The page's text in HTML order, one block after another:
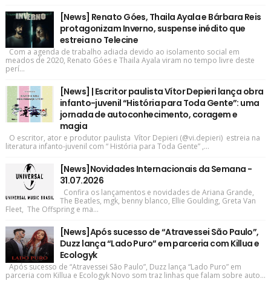
[News] Renato Góes, Thaila Ayala e Bárbara Reis
protagonizam Inverno, suspense inédito que
estreia no Telecine
Com a agenda de trabalho adiada devido ao isolamento social em
meados de 2020, Renato Góes e Thaila Ayala viram no tempo livre deste
perí...
[News] | Escritor paulista Vítor Depieri lança obra
infanto-juvenil “História para Toda Gente”: uma
jornada de autoconhecimento, coragem e
magia
O escritor, ator e produtor paulista Vítor Depieri (@vi.depieri) estreia na
literatura infanto-juvenil com “ História para Toda Gente” ,...
[News]Novidades Internacionais da Semana -
31.07.2026
Confira os lançamentos e novidades de Ariana Grande,
The Beatles, mgk, benny blanco, Ellie Goulding, Greta Van
Fleet, The Offspring e ma...
[News]Após sucesso de “Atravessei São Paulo”,
Duzz lança “Lado Puro” em parceria com Killua e
Ecologyk
Após sucesso de “Atravessei São Paulo”, Duzz lança “Lado Puro” em
parceria com Killua e Ecologyk Novo som traz linhas que falam sobre auto...